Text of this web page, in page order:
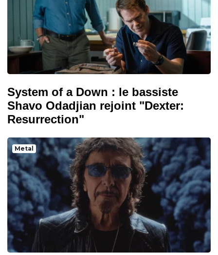
System of a Down : le bassiste
Shavo Odadjian rejoint "Dexter:
Resurrection"
Metal